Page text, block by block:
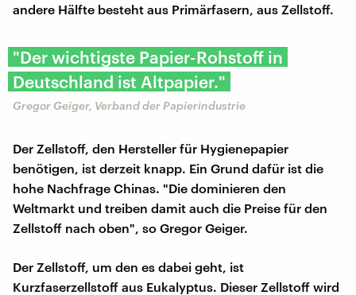
andere Hälfte besteht aus Primärfasern, aus Zellstoff.
"Der wichtigste Papier-Rohstoff in
Deutschland ist Altpapier."
Gregor Geiger, Verband der Papierindustrie
Der Zellstoff, den Hersteller für Hygienepapier
benötigen, ist derzeit knapp. Ein Grund dafür ist die
hohe Nachfrage Chinas. "Die dominieren den
Weltmarkt und treiben damit auch die Preise für den
Zellstoff nach oben", so Gregor Geiger.
Der Zellstoff, um den es dabei geht, ist
Kurzfaserzellstoff aus Eukalyptus. Dieser Zellstoff wird